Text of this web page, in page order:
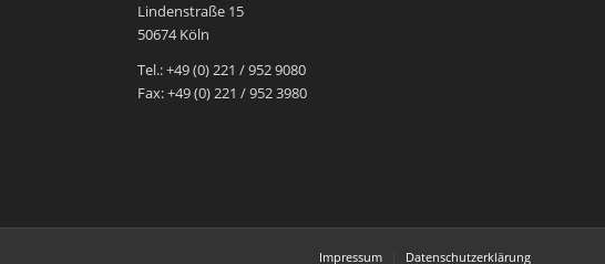
Lindenstraße 15
50674 Köln
Tel.: +49 (0) 221 / 952 9080
Fax: +49 (0) 221 / 952 3980
Impressum Datenschutzerklärung